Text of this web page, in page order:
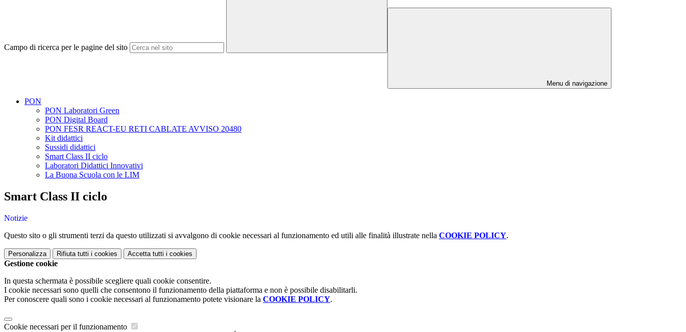
Campo di ricerca per le pagine del sito
Menu di navigazione
PON
PON Laboratori Green
PON Digital Board
PON FESR REACT-EU RETI CABLATE AVVISO 20480
Kit didattici
Sussidi didattici
Smart Class II ciclo
Laboratori Didattici Innovativi
La Buona Scuola con le LIM
Smart Class II ciclo
Notizie
Questo sito o gli strumenti terzi da questo utilizzati si avvalgono di cookie necessari al funzionamento ed utili alle finalità illustrate nella COOKIE POLICY.
Personalizza Rifiuta tutti i cookies Accetta tutti i cookies
Gestione cookie
In questa schermata è possibile scegliere quali cookie consentire.
I cookie necessari sono quelli che consentono il funzionamento della piattaforma e non è possibile disabilitarli.
Per conoscere quali sono i cookie necessari al funzionamento potete visionare la COOKIE POLICY.
Cookie necessari per il funzionamento